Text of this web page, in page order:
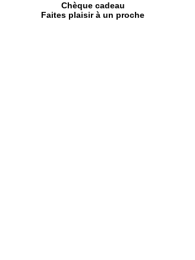
Chèque cadeau
Faites plaisir à un proche